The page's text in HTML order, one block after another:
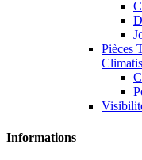
Pièces
Informations